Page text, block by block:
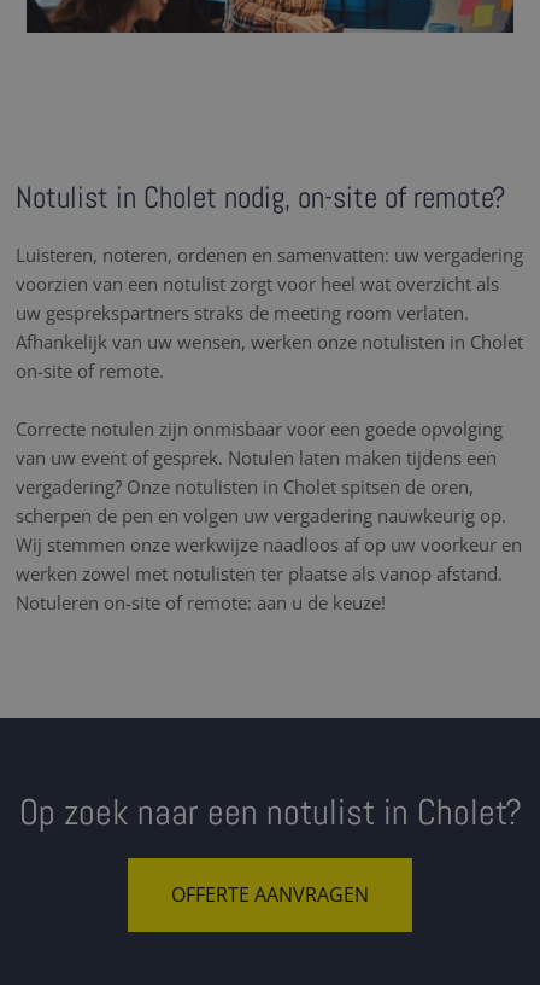
Notulist in Cholet nodig, on-site of remote?
Luisteren, noteren, ordenen en samenvatten: uw vergadering
voorzien van een notulist zorgt voor heel wat overzicht als
uw gesprekspartners straks de meeting room verlaten.
Afhankelijk van uw wensen, werken onze notulisten in Cholet
on-site of remote.
Correcte notulen zijn onmisbaar voor een goede opvolging
van uw event of gesprek. Notulen laten maken tijdens een
vergadering? Onze notulisten in Cholet spitsen de oren,
scherpen de pen en volgen uw vergadering nauwkeurig op.
Wij stemmen onze werkwijze naadloos af op uw voorkeur en
werken zowel met notulisten ter plaatse als vanop afstand.
Notuleren on-site of remote: aan u de keuze!
Op zoek naar een notulist in Cholet?
OFFERTE AANVRAGEN